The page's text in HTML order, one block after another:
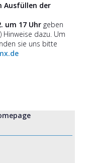
Ausfüllen der
um 17 Uhrgeben
dazu. Um
sie uns bitte